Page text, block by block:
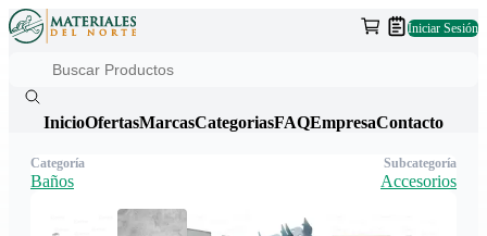
Iniciar Sesión
InicioOfertasMarcasCategoriasFAQEmpresaContacto
Categoría
Baños
Subcategoría
Accesorios